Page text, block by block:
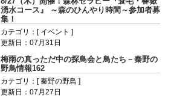
湧水コース』 ～森のひんやり時間～参加者募
集！
カテゴリ：[ イベント ]
更新日：07月31日
梅雨の真っただ中の探鳥会と鳥たち－秦野の
野鳥情報162
カテゴリ：[ 秦野の野鳥 ]
更新日：07月27日